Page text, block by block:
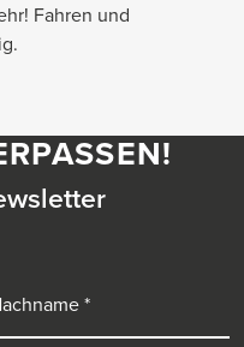
Fahren und